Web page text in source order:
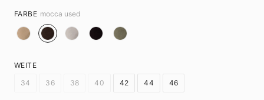
FARBE mocca used
WEITE
34
36 38 40 42 44 46